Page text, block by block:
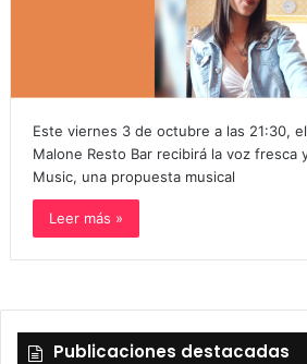
Este viernes 3 de octubre a las 21:30,
Malone Resto Bar recibirá la voz fresca
Music, una propuesta musical
Leer más »
Publicaciones destacadas